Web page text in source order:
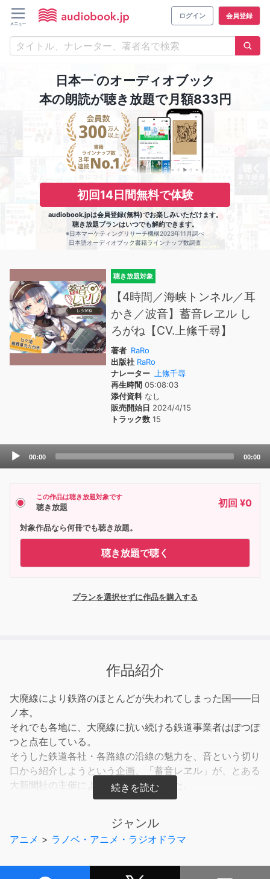
ログイン 会員登録
日本一※のオーディオブック
本の朗読が聴き放題で月額833円
初回14日間無料で体験
audiobook.jpは会員登録(無料)でお楽しみいただけます。
聴き放題プランはいつでも解約できます。
※日本マーケティングリサーチ機構2023年11月調べ
日本語オーディオブック書籍ラインナップ数調査
聴き放題対象
【4時間／海峡トンネル／耳
かき／波音】蓄音レヱル し
ろがね【CV.上絛千尋】
著者 RaRo
出版社 RaRo
ナレーター
上絛千尋
再生時間 05:08:03
添付資料なし
販売開始日 2024/4/15
トラック数 15
Audio
00:00 00:00
この作品は聴き放題対象です
聴き放題 初回 ¥0
対象作品なら何冊でも聴き放題。
聴き放題で聴く
プランを選択せずに作品を購入する
作品紹介
大廃線により鉄路のほとんどが失われてしまった国――日
ノ本。
それでも各地に、大廃線に抗い続ける鉄道事業者はぽつぽ
つと点在している。
そうした鉄道各社・各路線の沿線の魅力を、音という切り
口から紹介しようという企画、「蓄音レヱル」が、とある
大新聞社の主催によって立ち上げられた。
音を探し出して紹介する大役を担うことになるのは、普段
形/人形型のモジュール、“レイルロオド”たち。
ジャンル
アニメ > ラノベ・アニメ・ラジオドラマ